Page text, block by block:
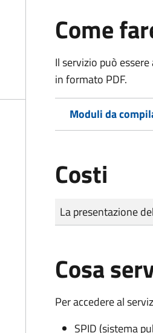
Come
Il servizio può
in formato PDF.
Moduli da
Costi
Tipo di pagamento
Importo
La presentazione
Cosa
Per accedere al
SPID (sistema